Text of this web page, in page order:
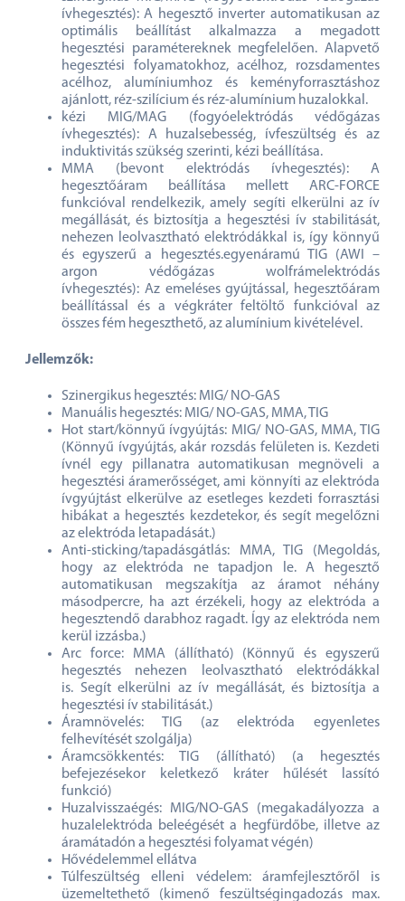
ívhegesztés): A hegesztő inverter automatikusan az
optimális beállítást alkalmazza a megadott
hegesztési paramétereknek megfelelően. Alapvető
hegesztési folyamatokhoz, acélhoz, rozsdamentes
acélhoz, alumíniumhoz és keményforrasztáshoz
ajánlott, réz-szilícium és réz-alumínium huzalokkal.
kézi MIG/MAG (fogyóelektródás védőgázas
ívhegesztés): A huzalsebesség, ívfeszültség és az
induktivitás szükség szerinti, kézi beállítása.
MMA (bevont elektródás ívhegesztés): A
hegesztőáram beállítása mellett ARC-FORCE
funkcióval rendelkezik, amely segíti elkerülni az ív
megállását, és biztosítja a hegesztési ív stabilitását,
nehezen leolvasztható elektródákkal is, így könnyű
és egyszerű a hegesztés.egyenáramú TIG (AWI –
argon védőgázas wolfrámelektródás
ívhegesztés): Az emeléses gyújtással, hegesztőáram
beállítással és a végkráter feltöltő funkcióval az
összes fém hegeszthető, az alumínium kivételével.
Jellemzők:
Szinergikus hegesztés: MIG/ NO-GAS
Manuális hegesztés: MIG/ NO-GAS, MMA, TIG
Hot start/könnyű ívgyújtás: MIG/ NO-GAS, MMA, TIG
(Könnyű ívgyújtás, akár rozsdás felületen is. Kezdeti
ívnél egy pillanatra automatikusan megnöveli a
hegesztési áramerősséget, ami könnyíti az elektróda
ívgyújtást elkerülve az esetleges kezdeti forrasztási
hibákat a hegesztés kezdetekor, és segít megelőzni
az elektróda letapadását.)
Anti-sticking/tapadásgátlás: MMA, TIG (Megoldás,
hogy az elektróda ne tapadjon le. A hegesztő
automatikusan megszakítja az áramot néhány
másodpercre, ha azt érzékeli, hogy az elektróda a
hegesztendő darabhoz ragadt. Így az elektróda nem
kerül izzásba.)
Arc force: MMA (állítható) (Könnyű és egyszerű
hegesztés nehezen leolvasztható elektródákkal
is. Segít elkerülni az ív megállását, és biztosítja a
hegesztési ív stabilitását.)
Áramnövelés: TIG (az elektróda egyenletes
felhevítését szolgálja)
Áramcsökkentés: TIG (állítható) (a hegesztés
befejezésekor keletkező kráter hűlését lassító
funkció)
Huzalvisszaégés: MIG/NO-GAS (megakadályozza a
huzalelektróda beleégését a hegfürdőbe, illetve az
áramátadón a hegesztési folyamat végén)
Hővédelemmel ellátva
Túlfeszültség elleni védelem: áramfejlesztőről is
üzemeltethető (kimenő feszültségingadozás max.